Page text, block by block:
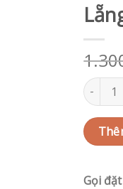
Lẵng
Gọi